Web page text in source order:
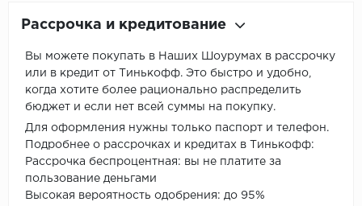
Рассрочка и кредитование
Вы можете покупать в Наших Шоурумах в рассрочку
или в кредит от Тинькофф. Это быстро и удобно,
когда хотите более рационально распределить
бюджет и если нет всей суммы на покупку.
Для оформления нужны только паспорт и телефон.
Подробнее о рассрочках и кредитах в Тинькофф:
Рассрочка беспроцентная: вы не платите за
пользование деньгами
Высокая вероятность одобрения: до 95%